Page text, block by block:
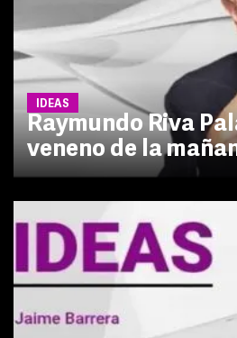
IDEAS
Raymundo Riva
veneno de la